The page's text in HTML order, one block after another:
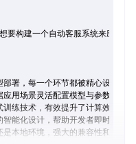
要构建一个自动客服系统来应对潮
是本地环境，强大的兼容性和扩展